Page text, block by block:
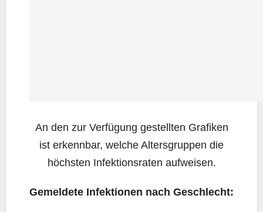
An den zur Ver­fü­gung gestell­ten Gra­fi­ken
ist erkenn­bar, wel­che Alters­grup­pen die
höchs­ten Infek­ti­ons­ra­ten aufweisen.
Gemel­de­te Infek­tio­nen nach Geschlecht: